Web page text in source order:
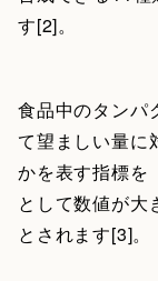
す[2]。
食品中のタンパ
て望ましい量に
かを表す指標を
として数値が大
とされます[3]。